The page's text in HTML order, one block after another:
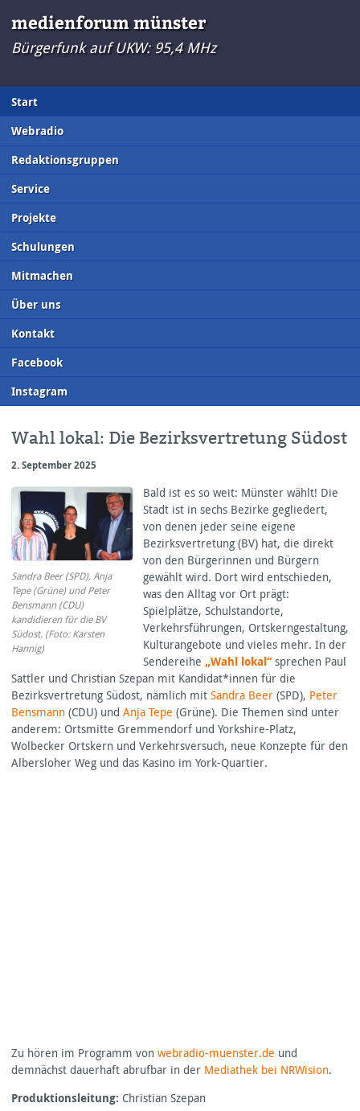
medienforum münster
Bürgerfunk auf UKW: 95,4 MHz
Start
Webradio
Redaktionsgruppen
Service
Projekte
Schulungen
Mitmachen
Über uns
Kontakt
Facebook
Instagram
Wahl lokal: Die Bezirksvertretung Südost
2. September 2025
Sandra Beer (SPD), Anja
Tepe (Grüne) und Peter
Bensmann (CDU)
kandidieren für die BV
Südost. (Foto: Karsten
Hannig)
Bald ist es so weit: Münster wählt! Die
Stadt ist in sechs Bezirke gegliedert,
von denen jeder seine eigene
Bezirksvertretung (BV) hat, die direkt
von den Bürgerinnen und Bürgern
gewählt wird. Dort wird entschieden,
was den Alltag vor Ort prägt:
Spielplätze, Schulstandorte,
Verkehrsführungen, Ortskerngestaltung,
Kulturangebote und vieles mehr. In der
Sendereihe „Wahl lokal“sprechen Paul
Sattler und Christian Szepan mit Kandidat*innen für die
Bezirksvertretung Südost, nämlich mit Sandra Beer (SPD), Peter
Bensmann (CDU) und Anja Tepe (Grüne). Die Themen sind unter
anderem: Ortsmitte Gremmendorf und Yorkshire-Platz,
Wolbecker Ortskern und Verkehrsversuch, neue Konzepte für den
Albersloher Weg und das Kasino im York-Quartier.
Zu hören im Programm von webradio-muenster.de und
demnächst dauerhaft abrufbar in der Mediathek bei NRWision.
Produktionsleitung: Christian Szepan